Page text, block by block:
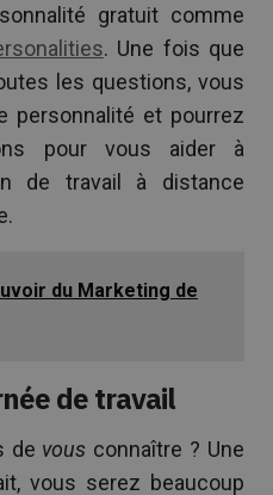
gratuit comme
. Une fois que
les questions, vous
personnalité et pourrez
pour vous aider à
de travail à distance
du Marketing de
de travail
de vous connaître ? Une
vous serez beaucoup